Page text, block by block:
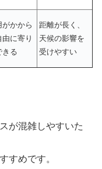
がかから
由に寄り
きる
距離が長く、
天候の影響を
受けやすい
が混雑しやすいた
すめです。